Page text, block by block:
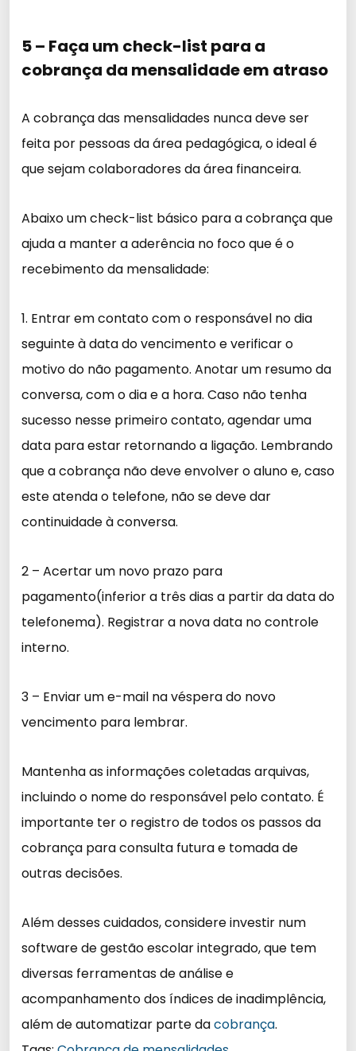
5 – Faça um check-list para a
cobrança da mensalidade em atraso
A cobrança das mensalidades nunca deve ser
feita por pessoas da área pedagógica, o ideal é
que sejam colaboradores da área financeira.
Abaixo um check-list básico para a cobrança que
ajuda a manter a aderência no foco que é o
recebimento da mensalidade:
1. Entrar em contato com o responsável no dia
seguinte à data do vencimento e verificar o
motivo do não pagamento. Anotar um resumo da
conversa, com o dia e a hora. Caso não tenha
sucesso nesse primeiro contato, agendar uma
data para estar retornando a ligação. Lembrando
que a cobrança não deve envolver o aluno e, caso
este atenda o telefone, não se deve dar
continuidade à conversa.
2 – Acertar um novo prazo para
pagamento(inferior a três dias a partir da data do
telefonema). Registrar a nova data no controle
interno.
3 – Enviar um e-mail na véspera do novo
vencimento para lembrar.
Mantenha as informações coletadas arquivas,
incluindo o nome do responsável pelo contato. É
importante ter o registro de todos os passos da
cobrança para consulta futura e tomada de
outras decisões.
Além desses cuidados, considere investir num
software de gestão escolar integrado, que tem
diversas ferramentas de análise e
acompanhamento dos índices de inadimplência,
além de automatizar parte dacobrança.